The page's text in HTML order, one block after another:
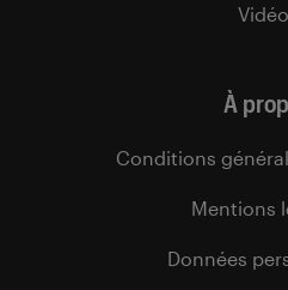
À
Conditions
Mentions
Données